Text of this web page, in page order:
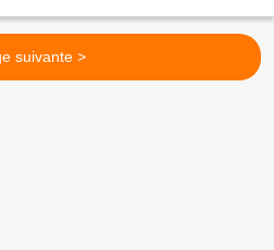
suivante >